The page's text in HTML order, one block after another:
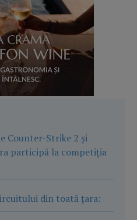
Counter-Strike 2 și
participă la competiția
din toată țara: